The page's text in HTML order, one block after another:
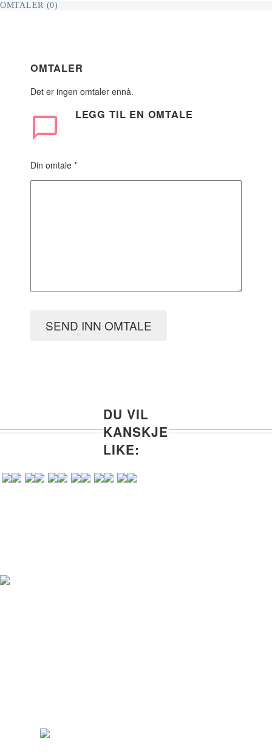
OMTALER (0)
OMTALER
Det er ingen omtaler ennå.
LEGG TIL EN OMTALE
Din omtale *
SEND INN OMTALE
DU VIL
KANSKJE
LIKE: